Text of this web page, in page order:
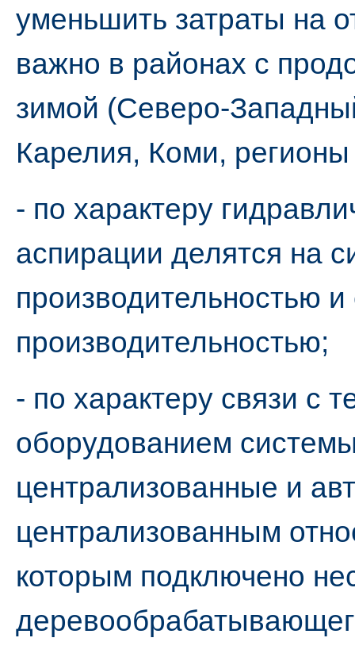
уменьшить затраты на
важно в районах с
зимой (Северо-
Карелия, Коми,
- по характеру
аспирации делятся на
производительностью
производительностью;
- по характеру связи с
оборудованием
централизованные и
централизованным
которым подключено